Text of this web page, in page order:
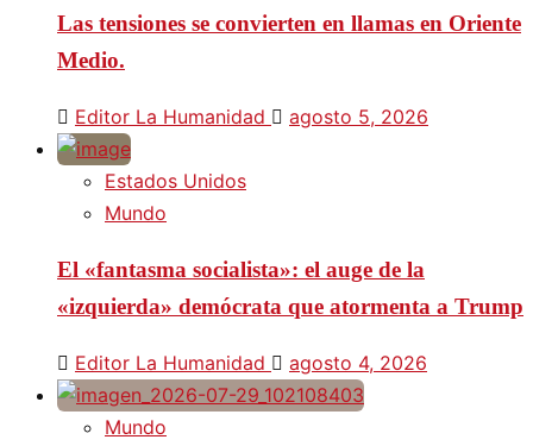
Las tensiones se convierten en llamas en Oriente
Medio.
Editor La Humanidad agosto 5, 2026
Estados Unidos
Mundo
El «fantasma socialista»: el auge de la
«izquierda» demócrata que atormenta a Trump
Editor La Humanidad agosto 4, 2026
Mundo